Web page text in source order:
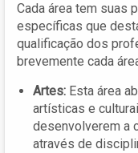
Cada área tem suas
específicas que
qualificação dos
brevemente cada
Artes: Esta área
artísticas e
desenvolverem a
através de